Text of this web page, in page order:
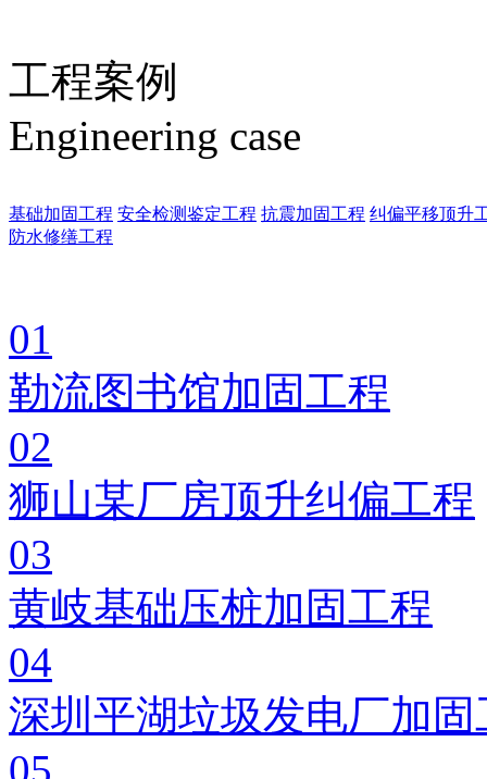
工程案例
Engineering case
基础加固工程 安全检测鉴定工程 抗震加固工程 纠偏平移顶升
防水修缮工程
01
勒流图书馆加固工程
02
狮山某厂房顶升纠偏工程
03
黄岐基础压桩加固工程
04
深圳平湖垃圾发电厂加固